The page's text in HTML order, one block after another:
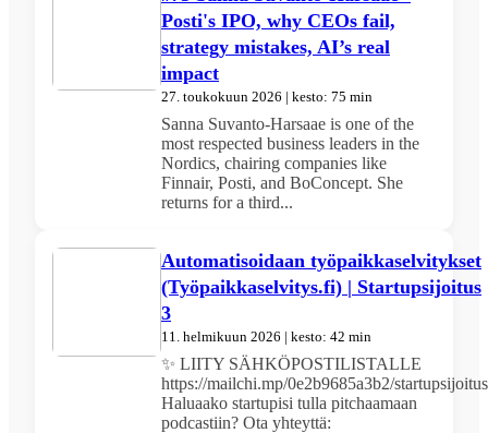
Posti's IPO, why CEOs fail,
strategy mistakes, AI’s real
impact
27. toukokuun 2026 | kesto: 75 min
Sanna Suvanto-Harsaae is one of the
most respected business leaders in the
Nordics, chairing companies like
Finnair, Posti, and BoConcept. She
returns for a third...
Automatisoidaan työpaikkaselvitykset
(Työpaikkaselvitys.fi) | Startupsijoitus
3
11. helmikuun 2026 | kesto: 42 min
✨ LIITY SÄHKÖPOSTILISTALLE
https://mailchi.mp/0e2b9685a3b2/startupsijoitus
Haluaako startupisi tulla pitchaamaan
podcastiin? Ota yhteyttä: